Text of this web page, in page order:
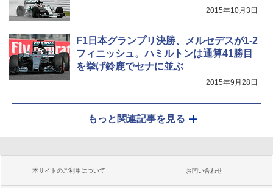
2015年10月3日
F1日本グランプリ決勝、メルセデスが1-2
フィニッシュ。ハミルトンは通算41勝目
を挙げ鈴鹿でセナに並ぶ
2015年9月28日
もっと関連記事を見る
本サイトのご利用について お問い合わせ